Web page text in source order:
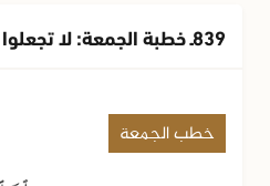
839ـ خطبة الجمعة: لا تجعلوا أولادكم في مهلكة
خطب الجمعة